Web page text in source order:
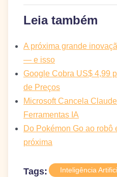
Leia também
A próxima grande
— e isso
Google Cobra US$ 4,99
de Preços
Microsoft Cancela
Ferramentas IA
Do Pokémon Go ao robô
próxima
Tags: Inteligência